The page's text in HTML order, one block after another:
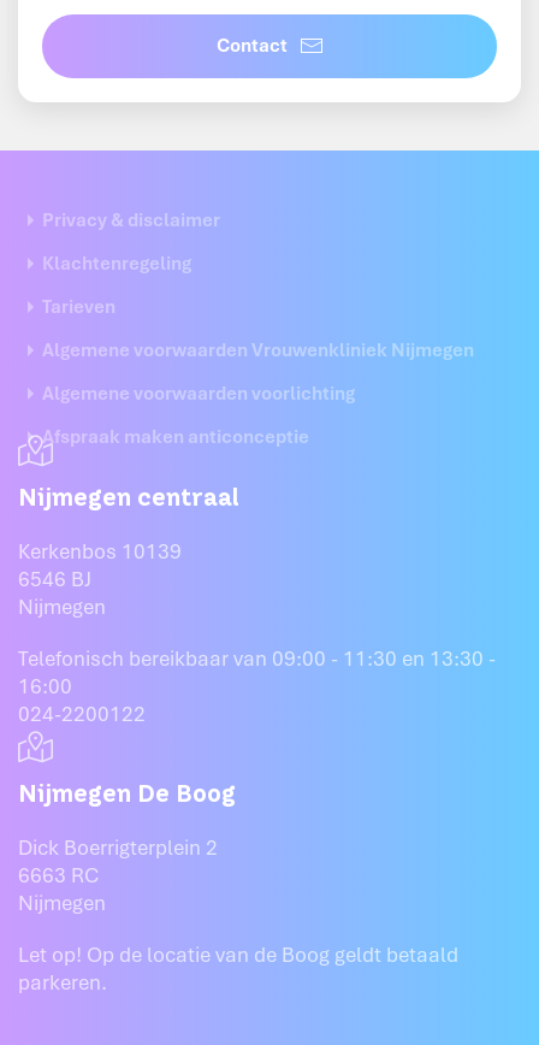
Contact
Privacy & disclaimer
Klachtenregeling
Tarieven
Algemene voorwaarden Vrouwenkliniek Nijmegen
Algemene voorwaarden voorlichting
Afspraak maken anticonceptie
Nijmegen centraal
Kerkenbos 10139
6546 BJ
Nijmegen
Telefonisch bereikbaar van 09:00 - 11:30 en 13:30 -
16:00
024-2200122
Nijmegen De Boog
Dick Boerrigterplein 2
6663 RC
Nijmegen
Let op! Op de locatie van de Boog geldt betaald
parkeren.